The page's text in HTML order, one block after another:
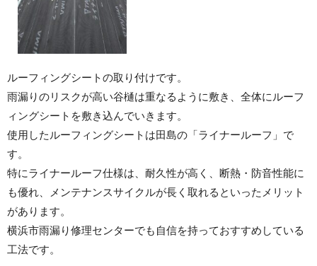
ルーフィングシートの取り付けです。
雨漏りのリスクが高い谷樋は重なるように敷き、全体にルーフ
ィングシートを敷き込んでいきます。
使用したルーフィングシートは田島の「ライナールーフ」で
す。
特にライナールーフ仕様は、耐久性が高く、断熱・防音性能に
も優れ、メンテナンスサイクルが長く取れるといったメリット
があります。
横浜市雨漏り修理センターでも自信を持っておすすめしている
工法です。